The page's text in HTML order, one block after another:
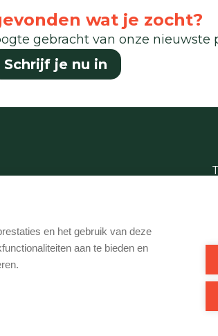
wat je zocht?
gebracht van onze nieuwste
Schrijf je nu in
BE 0540 695 222 - Verzekering BA en
autoriteit: Beroepsinstituut van
en het gebruik van deze
aan te bieden en